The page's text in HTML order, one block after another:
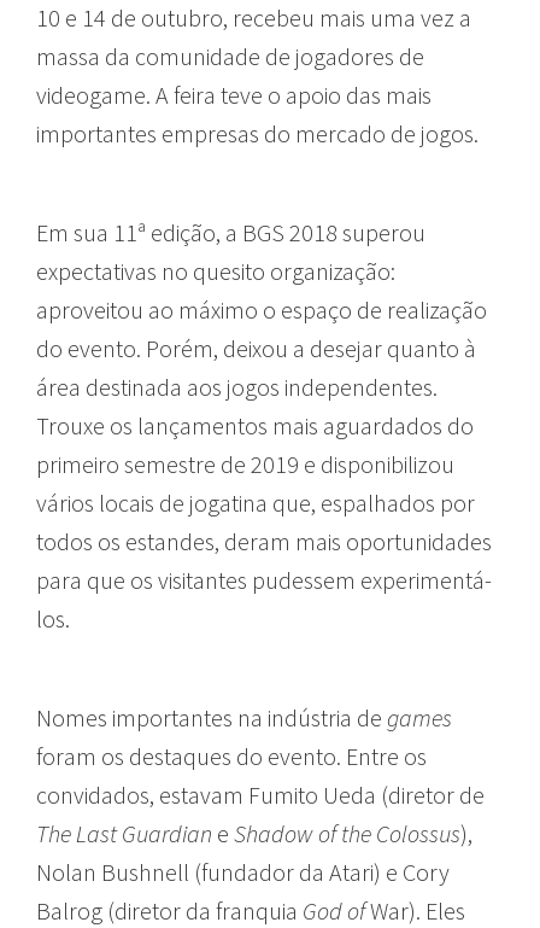
10 e 14 de outubro, recebeu mais uma vez a
massa da comunidade de jogadores de
videogame. A feira teve o apoio das mais
importantes empresas do mercado de jogos.
Em sua 11ª edição, a BGS 2018 superou
expectativas no quesito organização:
aproveitou ao máximo o espaço de realização
do evento. Porém, deixou a desejar quanto à
área destinada aos jogos independentes.
Trouxe os lançamentos mais aguardados do
primeiro semestre de 2019 e disponibilizou
vários locais de jogatina que, espalhados por
todos os estandes, deram mais oportunidades
para que os visitantes pudessem experimentá-
los.
Nomes importantes na indústria de games
foram os destaques do evento. Entre os
convidados, estavam Fumito Ueda (diretor de
The Last Guardian e Shadow of the Colossus),
Nolan Bushnell (fundador da Atari) e Cory
Balrog (diretor da franquia God ofWar). Eles